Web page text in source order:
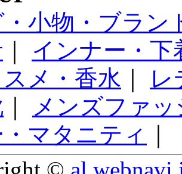
小物・ブラン
インナー・
メ・香水
レ
メンズファ
マタニティ